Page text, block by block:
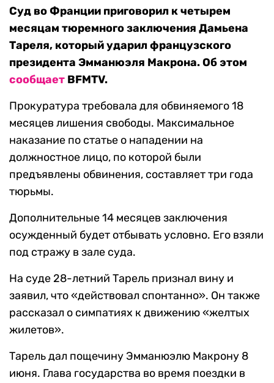
Суд во Франции приговорил к четырем
месяцам тюремного заключения Дамьена
Тареля, который ударил французского
президента Эмманюэля Макрона. Об этом
сообщает BFMTV.
Прокуратура требовала для обвиняемого 18
месяцев лишения свободы. Максимальное
наказание по статье о нападении на
должностное лицо, по которой были
предъявлены обвинения, составляет три года
тюрьмы.
Дополнительные 14 месяцев заключения
осужденный будет отбывать условно. Его взяли
под стражу в зале суда.
На суде 28-летний Тарель признал вину и
заявил, что «действовал спонтанно». Он также
рассказал о симпатиях к движению «желтых
жилетов».
Тарель дал пощечину Эмманюэлю Макрону 8
июня. Глава государства во время поездки в